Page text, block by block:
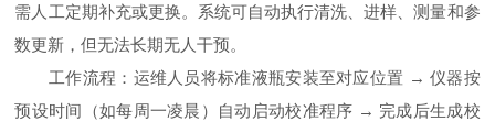
需人工定期补充或更换。系统可自动执行清洗、进样、测量和参
数更新，但无法长期无人干预。
工作流程：运维人员将标准液瓶安装至对应位置 → 仪器按
预设时间（如每周一凌晨）自动启动校准程序 → 完成后生成校